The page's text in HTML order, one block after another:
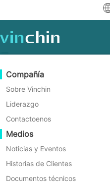
Descargar Soporte
de Ventas
Protección de Datos
Copia de seguridad y
Replicación en tiempo real
Protección Continua de Datos
Copia fuera del sitio
Archiving
Orquestación de Trabajos
Movilidad de Cargas de
Virtual
VMware
Hyper-V
Proxmox
XCP-ng
oVirt
H3C CAS/UIS
ZStack
Recursos de Soporte
Base de conocimientos
Videos de instrucciones
Centro de Ayuda
Eventos en Vivo
Webinars
Demo en Vivo
Historias de Clientes
Guía de compra
Aprenda cómo comprar
Política de Licencia
Preguntas frecuentes
Contacto
Solicitar una cotización
Conviértete en un Socio
Programa de socios
Conviértete en un Socio
Encuentra un socio
Encuentra un Socio Local
¿Ya eres socio?
Inicio de sesión del Portal de
Compañía
Sobre Vinchin
Liderazgo
Contactoenos
Medios
Noticias y Eventos
Historias de Clientes
Documentos técnicos
Plataforma de
Datos de
Integrada,